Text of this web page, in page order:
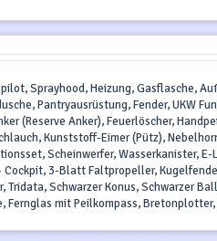
Sprayhood, Heizung, Gasflasche,
Pantryausrüstung, Fender, UKW
(Reserve Anker), Feuerlöscher,
Kunststoff-Eimer (Pütz),
Scheinwerfer, Wasserkanister, E-
3-Blatt Faltpropeller,
Schwarzer Konus, Schwarzer
mit Peilkompass, Bretonplotter,